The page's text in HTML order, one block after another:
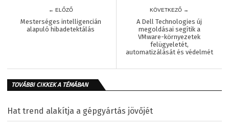
← ELŐZŐ
Mesterséges intelligencián
alapuló hibadetektálás
KÖVETKEZŐ →
A Dell Technologies új
megoldásai segítik a
VMware-környezetek
felügyeletét,
automatizálását és védelmét
TOVÁBBI CIKKEK A TÉMÁBAN
Hat trend alakítja a gépgyártás jövőjét